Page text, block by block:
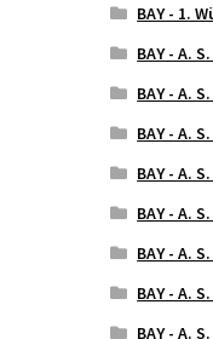
BAY - 1.
BAY - A.
BAY - A.
BAY - A.
BAY - A.
BAY - A.
BAY - A.
BAY - A.
BAY - A.